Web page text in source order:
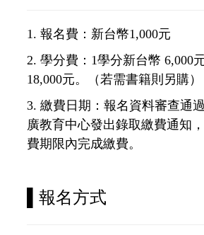
1. 報名費：新台幣1,000元
2. 學分費：1學分新台幣 6,000
18,000元。（若需書籍則另購）
3. 繳費日期：報名資料審查通
廣教育中心發出錄取繳費通知
費期限內完成繳費。
報名方式